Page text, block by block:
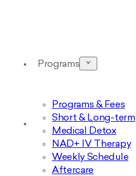
Programs
Programs & Fees
Short & Long-term
Medical Detox
NAD+ IV Therapy
Weekly Schedule
Aftercare